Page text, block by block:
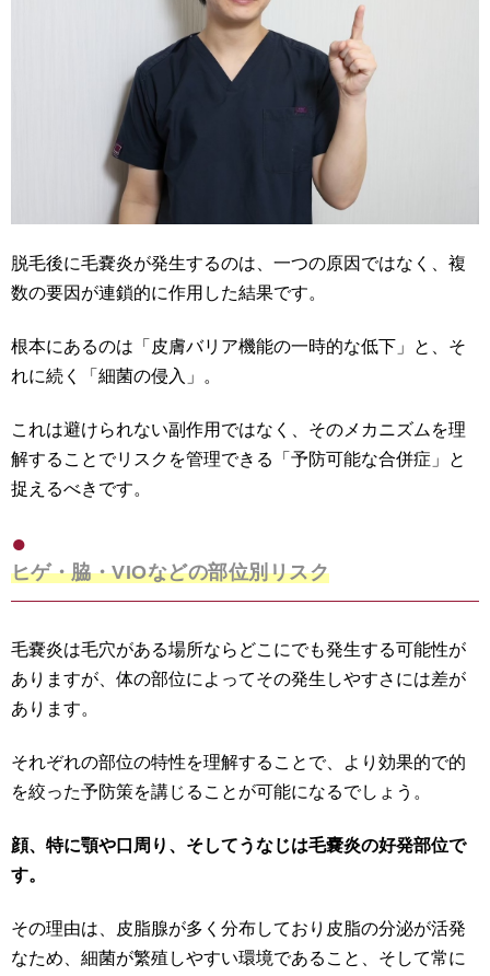
脱毛後に毛嚢炎が発生するのは、一つの原因ではなく、複
数の要因が連鎖的に作用した結果です。
根本にあるのは「皮膚バリア機能の一時的な低下」と、そ
れに続く「細菌の侵入」。
これは避けられない副作用ではなく、そのメカニズムを理
解することでリスクを管理できる「予防可能な合併症」と
捉えるべきです。
ヒゲ・脇・VIOなどの部位別リスク
毛嚢炎は毛穴がある場所ならどこにでも発生する可能性が
ありますが、体の部位によってその発生しやすさには差が
あります。
それぞれの部位の特性を理解することで、より効果的で的
を絞った予防策を講じることが可能になるでしょう。
顔、特に顎や口周り、そしてうなじは毛嚢炎の好発部位で
す。
その理由は、皮脂腺が多く分布しており皮脂の分泌が活発
なため、細菌が繁殖しやすい環境であること、そして常に